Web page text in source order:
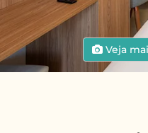
Veja